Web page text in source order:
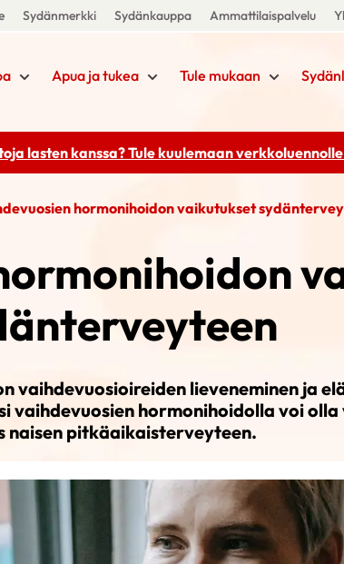
Sydänmerkki Sydänkauppa Ammattilaispalvelu
Apua ja tukea Tule mukaan
lasten kanssa? Tule kuulemaanverkkoluennolle
hormonihoidon vaikutukset
vaihdevuosioireiden lieveneminen ja
vaihdevuosien hormonihoidolla voi
naisen pitkäaikaisterveyteen.